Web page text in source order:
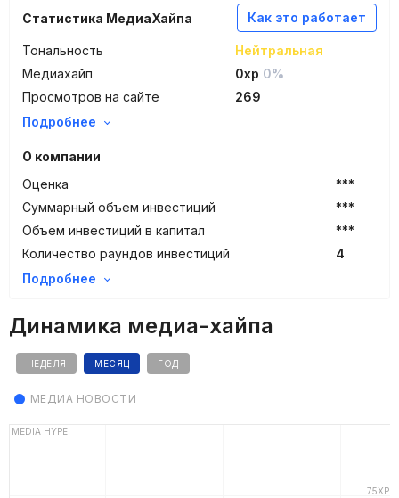
Как это работает
Статистика МедиаХайпа
Тональность
Нейтральная
Медиахайп
0xp 0%
Просмотров на сайте
269
Подробнее
О компании
Оценка
***
Суммарный объем инвестиций
***
Объем инвестиций в капитал
***
Количество раундов инвестиций
4
Подробнее
Динамика медиа-хайпа
НЕДЕЛЯ МЕСЯЦ ГОД
МЕДИА НОВОСТИ